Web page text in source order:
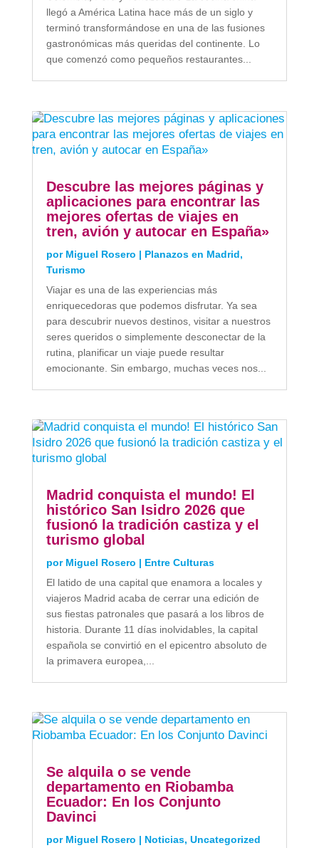
llegó a América Latina hace más de un siglo y
terminó transformándose en una de las fusiones
gastronómicas más queridas del continente. Lo
que comenzó como pequeños restaurantes...
Descubre las mejores páginas y
aplicaciones para encontrar las
mejores ofertas de viajes en
tren, avión y autocar en España»
por Miguel Rosero | Planazos en Madrid,
Turismo
Viajar es una de las experiencias más
enriquecedoras que podemos disfrutar. Ya sea
para descubrir nuevos destinos, visitar a nuestros
seres queridos o simplemente desconectar de la
rutina, planificar un viaje puede resultar
emocionante. Sin embargo, muchas veces nos...
Madrid conquista el mundo! El
histórico San Isidro 2026 que
fusionó la tradición castiza y el
turismo global
por Miguel Rosero | Entre Culturas
El latido de una capital que enamora a locales y
viajeros Madrid acaba de cerrar una edición de
sus fiestas patronales que pasará a los libros de
historia. Durante 11 días inolvidables, la capital
española se convirtió en el epicentro absoluto de
la primavera europea,...
Se alquila o se vende
departamento en Riobamba
Ecuador: En los Conjunto
Davinci
por Miguel Rosero | Noticias, Uncategorized